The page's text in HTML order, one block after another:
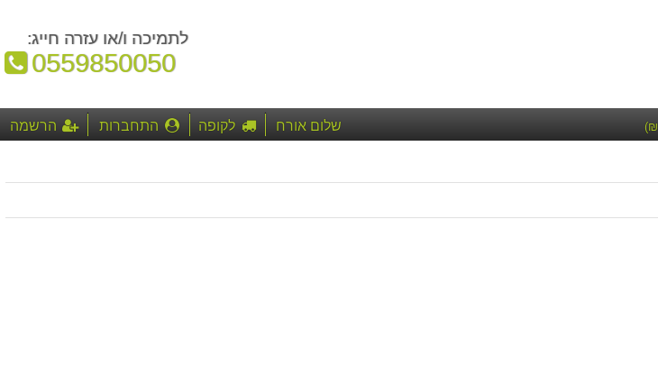
לתמיכה ו/או עזרה חייג:
טלפון:
0559850050
₪) שלום אורח לקופה התחברות הרשמה